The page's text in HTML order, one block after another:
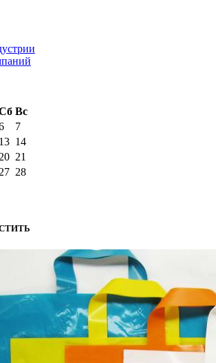
Вс
7
13 14
20 21
27 28